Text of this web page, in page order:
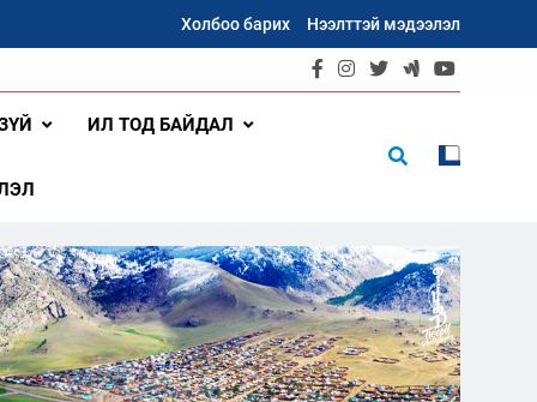
Холбоо барих Нээлттэй мэдээлэл
ИЛ ТОД БАЙДАЛ